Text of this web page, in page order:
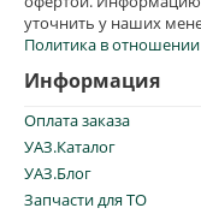
уточнить у наших
Политика в
Информация
Оплата заказа
УАЗ.Каталог
УАЗ.Блог
Запчасти для ТО